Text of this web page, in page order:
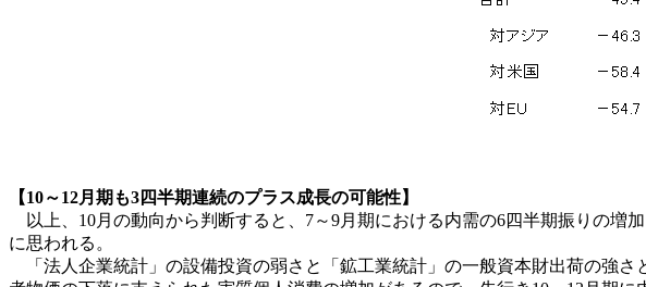
【10～12月期も3四半期連続のプラス成長の可能性】
以上、10月の動向から判断すると、7～9月期における内需の6四半期振りの増
に思われる。
「法人企業統計」の設備投資の弱さと「鉱工業統計」の一般資本財出荷の強